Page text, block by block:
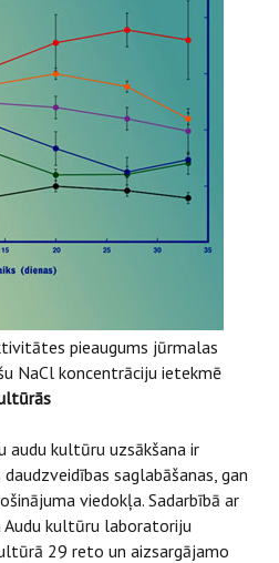
pieaugums jūrmalas
NaCl koncentrāciju ietekmē
audu kultūru uzsākšana ir
saglabāšanas, gan
viedokļa. Sadarbībā ar
Audu kultūru laboratoriju
29 reto un aizsargājamo